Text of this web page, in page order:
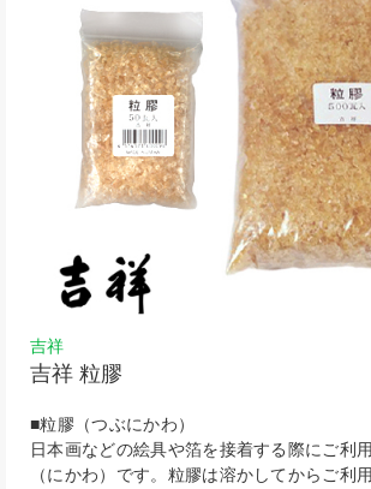
吉祥
吉祥 粒膠
■粒膠（つぶにかわ）
日本画などの絵具や箔を接着する際にご利
（にかわ）です。粒膠は溶かしてからご利